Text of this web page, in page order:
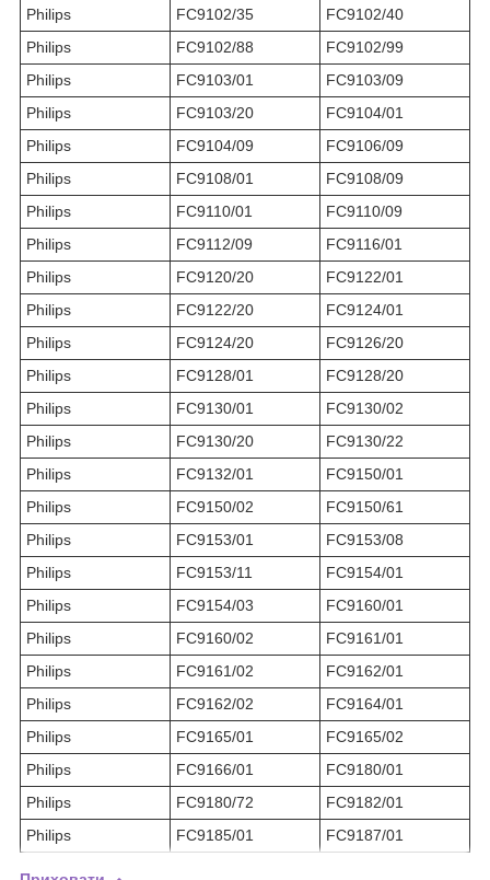
Philips FC9102/35
FC9102/40
Philips
FC9102/88
FC9102/99
Philips
FC9103/01
FC9103/09
Philips
FC9103/20
FC9104/01
Philips
FC9104/09
FC9106/09
Philips
FC9108/01
FC9108/09
Philips
FC9110/01
FC9110/09
Philips
FC9112/09
FC9116/01
Philips
FC9120/20
FC9122/01
Philips
FC9122/20
FC9124/01
Philips
FC9124/20
FC9126/20
Philips
FC9128/01
FC9128/20
Philips
FC9130/01
FC9130/02
Philips
FC9130/20
FC9130/22
Philips
FC9132/01
FC9150/01
Philips
FC9150/02
FC9150/61
Philips
FC9153/01
FC9153/08
Philips
FC9153/11
FC9154/01
Philips
FC9154/03
FC9160/01
Philips
FC9160/02
FC9161/01
Philips
FC9161/02
FC9162/01
Philips
FC9162/02
FC9164/01
Philips
FC9165/01
FC9165/02
Philips
FC9166/01
FC9180/01
Philips
FC9180/72
FC9182/01
Philips
FC9185/01 FC9187/01